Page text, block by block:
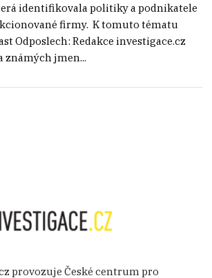
identifikovala politiky a podnikatele
firmy. K tomuto tématu
Odposlech: Redakce investigace.cz
známých jmen...
provozuje České centrum pro